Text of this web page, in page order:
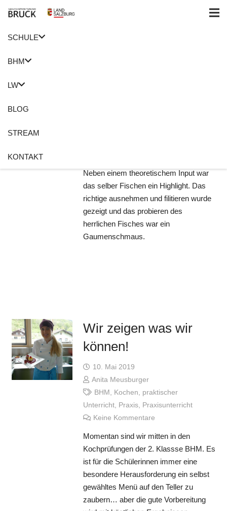
SCHULE
BHM
LW
BLOG
STREAM
KONTAKT
Neben einem theoretischem Input war
das selber Fischen ein Highlight. Das
richtige ausnehmen und filitieren wurde
gezeigt und das probieren des
herrlichen Fisches war ein
Gaumenschmaus.
Wir zeigen was wir
können!
10. Mai 2019
Anita Meusburger
BHM , Kochen, praktischer
Unterricht, Praxis, Praxisunterricht
Keine Kommentare
Momentan sind wir mitten in den
Kochprüfungen der 2. Klassse BHM. Es
ist für die Schülerinnen immer eine
besondere Herausforderung ein selbst
gewähltes Menü auf den Teller zu
zaubern… aber die gute Vorbereitung